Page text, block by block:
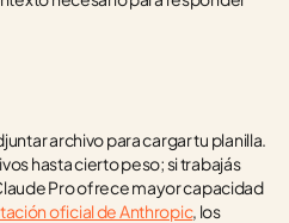
archivo para cargar tu planilla.
hasta cierto peso; si trabajás
Pro ofrece mayor capacidad
oficial de Anthropic, los